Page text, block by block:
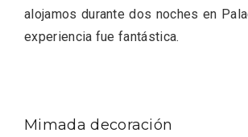
alojamos durante dos noches en
experiencia fue fantástica.
Mimada decoración